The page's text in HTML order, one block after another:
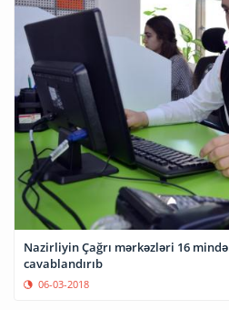
Nazirliyin Çağrı mərkəzləri 16
cavablandırıb
06-03-2018